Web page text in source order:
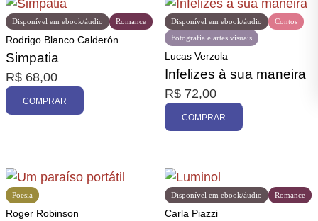
Disponível em ebook/áudio Romance
Rodrigo Blanco Calderón
Simpatia
R$ 68,00
COMPRAR
Contos
Disponível em ebook/áudio
Fotografia e artes visuais
Lucas Verzola
Infelizes à sua maneira
R$ 72,00
COMPRAR
Poesia
Roger Robinson
Disponível em ebook/áudio Romance
Carla Piazzi